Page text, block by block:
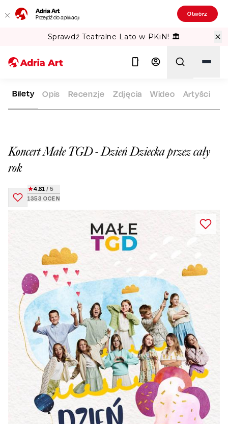
Adria Art
Przejdź do aplikacji Otwórz
Sprawdź Teatralne Lato w PKiN! 🏛️
ADRIA ART REPERTUAR KONCERT MAŁE TGD - DZIEŃ
Koncert Małe TGD - Dzień Dziecka przez cały
rok
1353 OCEN
4.81 / 5
Bilety Opis Recenzje Zdjęcia Wideo Artyści